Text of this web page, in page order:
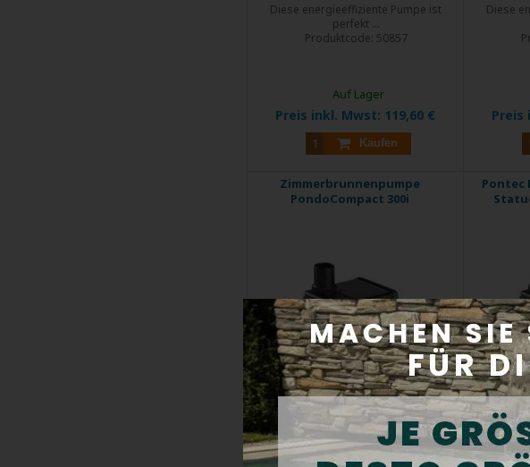
Diese energieeffiziente Pumpe ist
perfekt ...
Produktcode: 50857
Preis inkl. Mwst: 119,60 €
Kaufen
Auf Lager
Diese
Preis
Zimmerbrunnenpumpe
PondoCompact 300i
Geniessen Sie jetzt ein ganz privates ...
Produktcode:37057
Pontec